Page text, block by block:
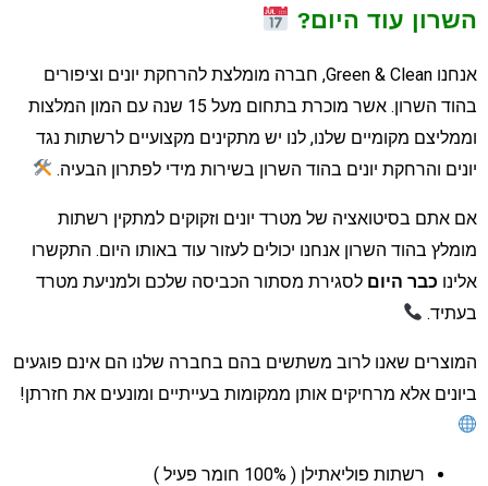
עוד היום?
אנחנו Green & Clean, חברה מומלצת להרחקת יונים וציפורים
בהוד השרון. אשר מוכרת בתחום מעל 15 שנה עם המון המלצות
מקומיים שלנו, לנו יש מתקינים מקצועיים לרשתות נגד
והרחקת יונים בהוד השרון בשירות מידי לפתרון הבעיה.
אתם בסיטואציה של מטרד יונים וזקוקים למתקין רשתות
בהוד השרון אנחנו יכולים לעזור עוד באותו היום. התקשרו
כבר היוםלסגירת מסתור הכביסה שלכם ולמניעת מטרד
שאנו לרוב משתשים בהם בחברה שלנו הם אינם פוגעים
אלא מרחיקים אותן ממקומות בעייתיים ומונעים את חזרתן!
רשתות פוליאתילן ( 100% חומר פעיל )